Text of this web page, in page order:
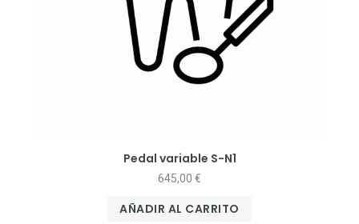
Pedal variable S-N1
645,00 €
AÑADIR AL CARRITO